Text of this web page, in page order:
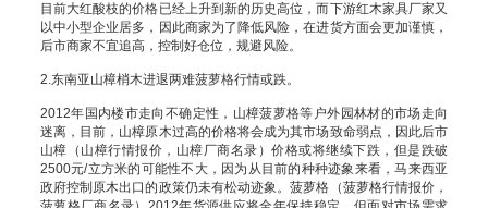
目前大红酸枝的价格已经上升到新的历史高位，而下游红木家具厂家又
以中小型企业居多，因此商家为了降低风险，在进货方面会更加谨慎，
后市商家不宜追高，控制好仓位，规避风险。
2.东南亚山樟梢木进退两难菠萝格行情或跌。
2012年国内楼市走向不确定性，山樟菠萝格等户外园林材的市场走向
迷离，目前，山樟原木过高的价格将会成为其市场致命弱点，因此后市
山樟（山樟行情报价，山樟厂商名录）价格或将继续下跌，但是跌破
2500元/立方米的可能性不大，因为从目前的种种迹象来看，马来西亚
政府控制原木出口的政策仍未有松动迹象。菠萝格（菠萝格行情报价，